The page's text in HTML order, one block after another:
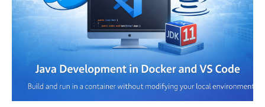
と APCu の違いを、初心者にもわかりやすく整理しま
す。 OPcacheとは？ OPcache は、PHPコードそのもの
を高速化する仕組みです。 通常 PHP は、アクセスのた
びに以下を繰り返します。 ① PHPファイルを読み込む
② コードを解析する ③ 実行用バイトコードに変換す
る ④ 実行する この「②と③」が毎回発生すると、
CPU に負荷がかかります。 そこで OPcache を使う